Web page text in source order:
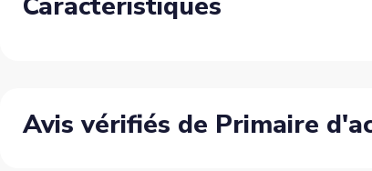
Avis vérifiés de Primaire